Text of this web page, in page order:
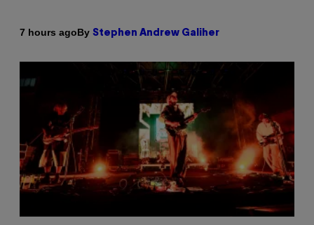
7 hours agoBy Stephen Andrew Galiher